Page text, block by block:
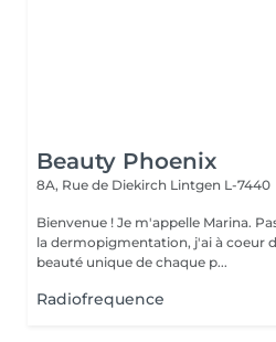
Beauty Phoenix
8A, Rue de Diekirch Lintgen L-7440
Bienvenue ! Je m'appelle Marina. Passionnée par l'esthétique et
la dermopigmentation, j'ai à coeur
beauté unique de chaque p...
Radiofrequence